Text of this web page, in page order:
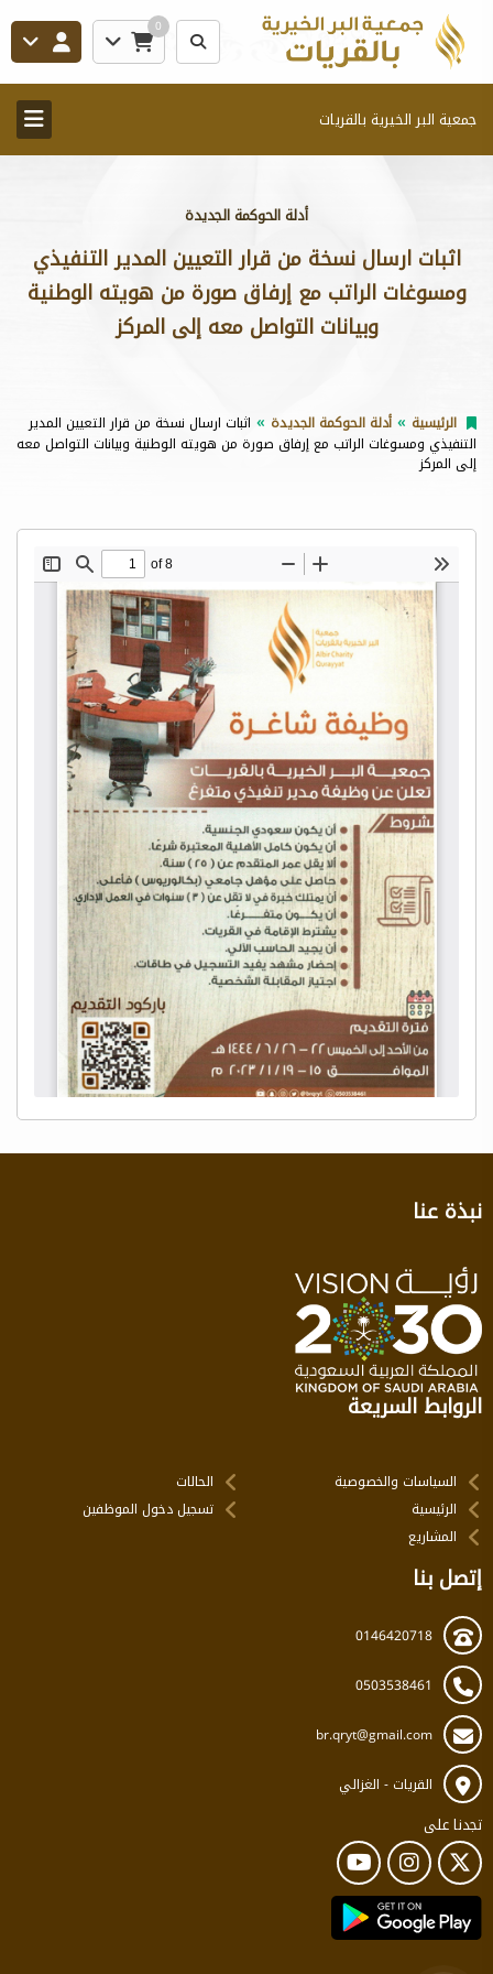
0
جمعية البر الخيرية بالقريات
أدلة الحوكمة الجديدة
اثبات ارسال نسخة من قرار التعيين المدير التنفيذي
ومسوغات الراتب مع إرفاق صورة من هويته الوطنية
وبيانات التواصل معه إلى المركز
الرئيسية أدلة الحوكمة الجديدة
اثبات ارسال نسخة من قرار التعيين المدير
التنفيذي ومسوغات الراتب مع إرفاق صورة من هويته الوطنية وبيانات التواصل معه
إلى المركز
نبذة عنا
الروابط السريعة
السياسات والخصوصية
الرئيسية
المشاريع
الحالات
تسجيل دخول الموظفين
إتصل بنا
0146420718
0503538461
br.qryt@gmail.com
القريات - الغزالي
تجدنا على